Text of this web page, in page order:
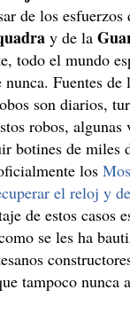
de los esfuerzos
y de la
todo el mundo
nunca. Fuentes
son diarios,
robos, algunas
botines de miles
los
el reloj y
de estos casos
se les ha
tampoco nunca